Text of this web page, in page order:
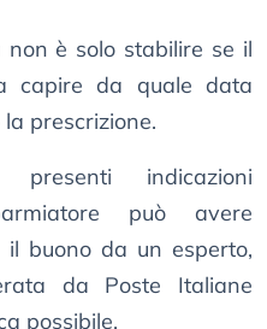
è solo stabilire se il
capire da quale data
prescrizione.
indicazioni
può avere
buono da un esperto,
da Poste Italiane
possibile.